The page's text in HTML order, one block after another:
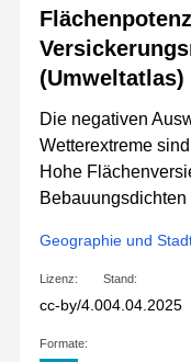
(Umweltatlas)
Die negativen
Wetterextreme
Hohe
Geographie und
Lizenz:
cc-by/4.0
Stand:
04.04.2025
Formate: